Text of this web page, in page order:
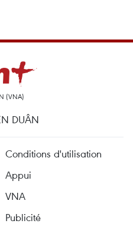
(VNA)
DUÂN
Conditions d'utilisation
Appui
VNA
Publicité